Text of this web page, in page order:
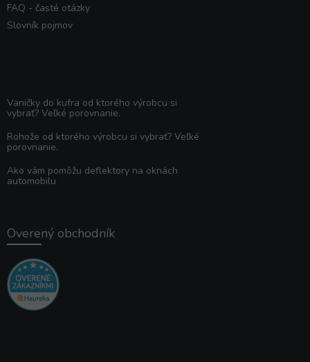
FAQ - časté otázky
Slovník pojmov
Vaničky do kufra od ktorého výrobcu si
vybrať? Veľké porovnanie.
Rohože od ktorého výrobcu si vybrať? Veľké
porovnanie.
Ako vám pomôžu deflektory na oknách
automobilu
Overený obchodník